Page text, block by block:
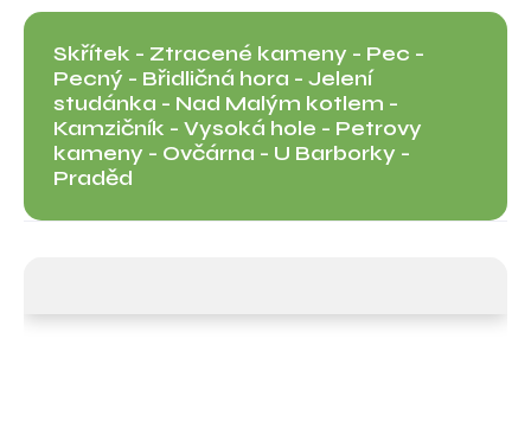
Skřítek - Ztracené kameny - Pec -
Pecný - Břidličná hora - Jelení
studánka - Nad Malým kotlem -
Kamzičník - Vysoká hole - Petrovy
kameny - Ovčárna - U Barborky -
Praděd